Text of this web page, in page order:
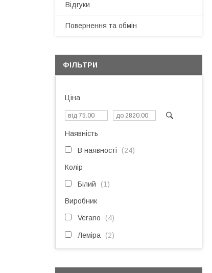
Відгуки
Повернення та обмін
ФІЛЬТРИ
Ціна
Наявність
В наявності 24
Колір
Білий 1
Виробник
Verano 4
Леміра 2